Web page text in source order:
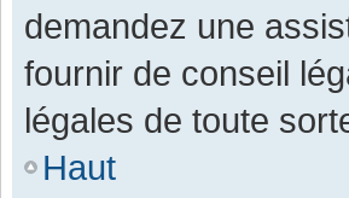
demandez une
fournir de conseil
légales de toute
Haut